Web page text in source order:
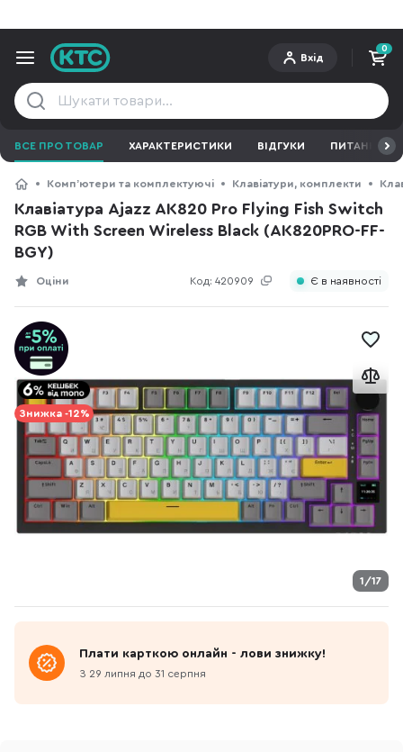
Вхід
0
ВСЕ ПРО ТОВАР ХАРАКТЕРИСТИКИ ВІДГУКИ ПИТАННЯ ТА
Компʼютери та комплектуючі Клавіатури, комплекти
Клавіатура Ajazz AK820 Pro Flying Fish Switch
RGB With Screen Wireless Black (AK820PRO-FF-
BGY)
Код: 420909
Оціни Є в наявності
1/17
Знижка -12%
Плати карткою онлайн - лови знижку!
З 29 липня до 31 серпня